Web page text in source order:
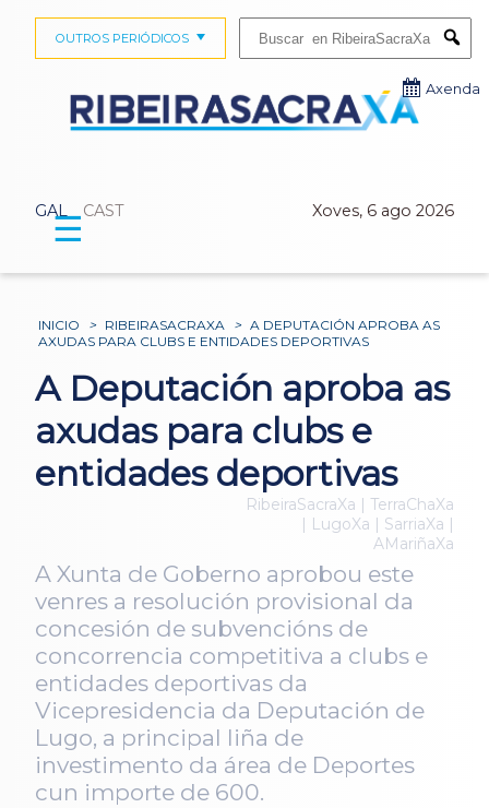
GAL CAST Xoves, 6 ago 2026
OUTROS PERIÓDICOS
Axenda
☰
INICIO > RIBEIRASACRAXA > A DEPUTACIÓN APROBA AS
AXUDAS PARA CLUBS E ENTIDADES DEPORTIVAS
A Deputación aproba as
axudas para clubs e
entidades deportivas
RibeiraSacraXa | TerraChaXa
| LugoXa | SarriaXa |
AMariñaXa
A Xunta de Goberno aprobou este
venres a resolución provisional da
concesión de subvencións de
concorrencia competitiva a clubs e
entidades deportivas da
Vicepresidencia da Deputación de
Lugo, a principal liña de
investimento da área de Deportes
cun importe de 600.